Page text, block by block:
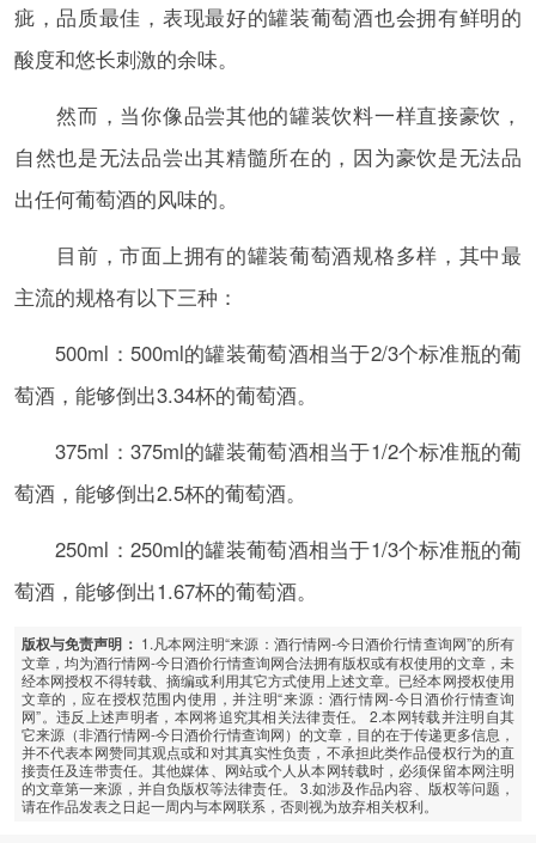
疵，品质最佳，表现最好的罐装葡萄酒也会拥有鲜明的
酸度和悠长刺激的余味。
然而，当你像品尝其他的罐装饮料一样直接豪饮，
自然也是无法品尝出其精髓所在的，因为豪饮是无法品
出任何葡萄酒的风味的。
目前，市面上拥有的罐装葡萄酒规格多样，其中最
主流的规格有以下三种：
500ml：500ml的罐装葡萄酒相当于2/3个标准瓶的葡
萄酒，能够倒出3.34杯的葡萄酒。
375ml：375ml的罐装葡萄酒相当于1/2个标准瓶的葡
萄酒，能够倒出2.5杯的葡萄酒。
250ml：250ml的罐装葡萄酒相当于1/3个标准瓶的葡
萄酒，能够倒出1.67杯的葡萄酒。
版权与免责声明： 1.凡本网注明“来源：酒行情网-今日酒价行情查询网”的所有
文章，均为酒行情网-今日酒价行情查询网合法拥有版权或有权使用的文章，未
经本网授权不得转载、摘编或利用其它方式使用上述文章。已经本网授权使用
文章的，应在授权范围内使用，并注明“来源：酒行情网-今日酒价行情查询
网”。违反上述声明者，本网将追究其相关法律责任。 2.本网转载并注明自其
它来源（非酒行情网-今日酒价行情查询网）的文章，目的在于传递更多信息，
并不代表本网赞同其观点或和对其真实性负责，不承担此类作品侵权行为的直
接责任及连带责任。其他媒体、网站或个人从本网转载时，必须保留本网注明
的文章第一来源，并自负版权等法律责任。 3.如涉及作品内容、版权等问题，
请在作品发表之日起一周内与本网联系，否则视为放弃相关权利。